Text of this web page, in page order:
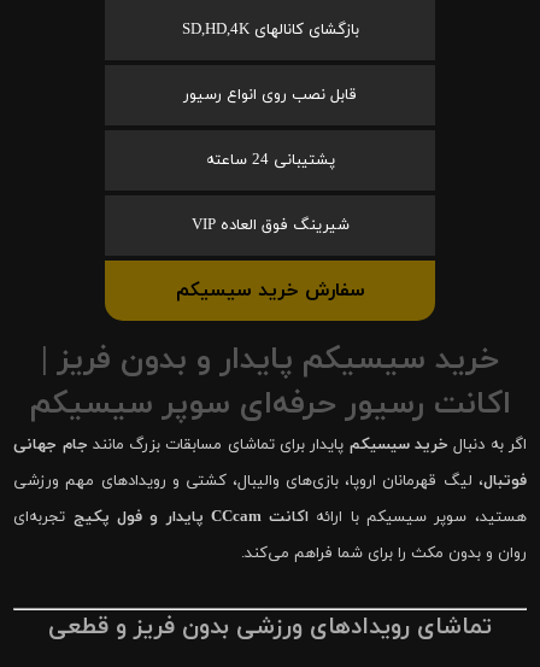
بازگشای کانالهای SD,HD,4K
قابل نصب روی انواع رسیور
پشتیبانی 24 ساعته
شیرینگ فوق العاده VIP
سفارش خرید سیسیکم
خرید سیسیکم پایدار و بدون فریز |
اکانت رسیور حرفه‌ای سوپر سیسیکم
اگر به دنبال خرید سیسیکم پایدار برای تماشای مسابقات بزرگ مانند جام جهانی
فوتبال، لیگ قهرمانان اروپا، بازی‌های والیبال، کشتی و رویدادهای مهم ورزشی
هستید، سوپر سیسیکم با ارائه اکانت CCcam پایدار و فول پکیج
تجربه‌ای
روان و بدون مکث را برای شما فراهم می‌کند.
تماشای رویدادهای ورزشی بدون فریز و قطعی